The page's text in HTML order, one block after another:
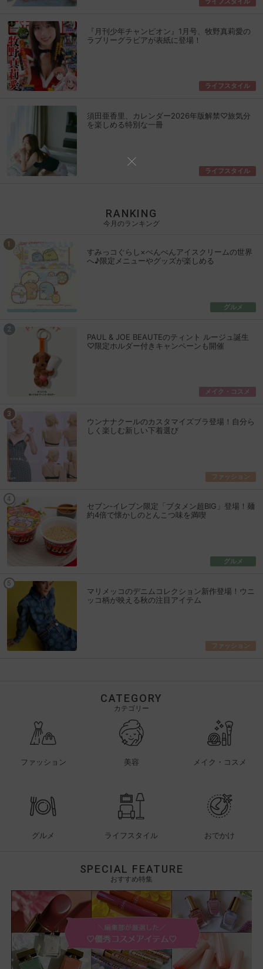
『月刊少年チャンピオン』1月号、牧野真莉愛の
ラブリーグラビアが表紙に登場！
ライフスタイル
須田亜香里、カレンダー2026年版解禁♡旅気分
を楽しめる特別な一冊
ライフスタイル
RANKING
今月のランキング
すみっコぐらし×ぺんぺんアイスクリームの世界
へ♪限定メニューやグッズが楽しめる
グルメ
PAUL & JOE BEAUTEのティント ルージュ誕生
♡限定ホルダー付きキャンペーンも開催
メイク・コスメ
ウンナナクールのカスタマイズブラ登場！自分ら
しく楽しむ新しい下着選び
ファッション
セブン‐イレブン限定「ブタメン超BIG」登場！麺
約4倍で懐かしのとんこつ味を満喫
グルメ
マリメッコのデニムコレクション新作登場！ウニ
ッコ柄が映える秋の注目アイテム
ファッション
CATEGORY
カテゴリー
ファッション 美容 メイク・コスメ
グルメ ライフスタイル おでかけ
SPECIAL FEATURE
おすすめ特集